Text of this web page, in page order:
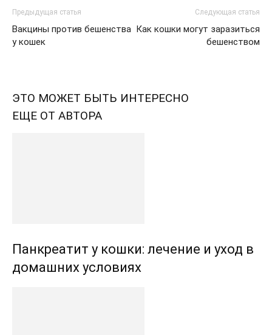
Предыдущая статья
Вакцины против бешенства
у кошек
Следующая статья
Как кошки могут заразиться
бешенством
ЭТО МОЖЕТ БЫТЬ ИНТЕРЕСНО
ЕЩЕ ОТ АВТОРА
Панкреатит у кошки: лечение и уход в
домашних условиях